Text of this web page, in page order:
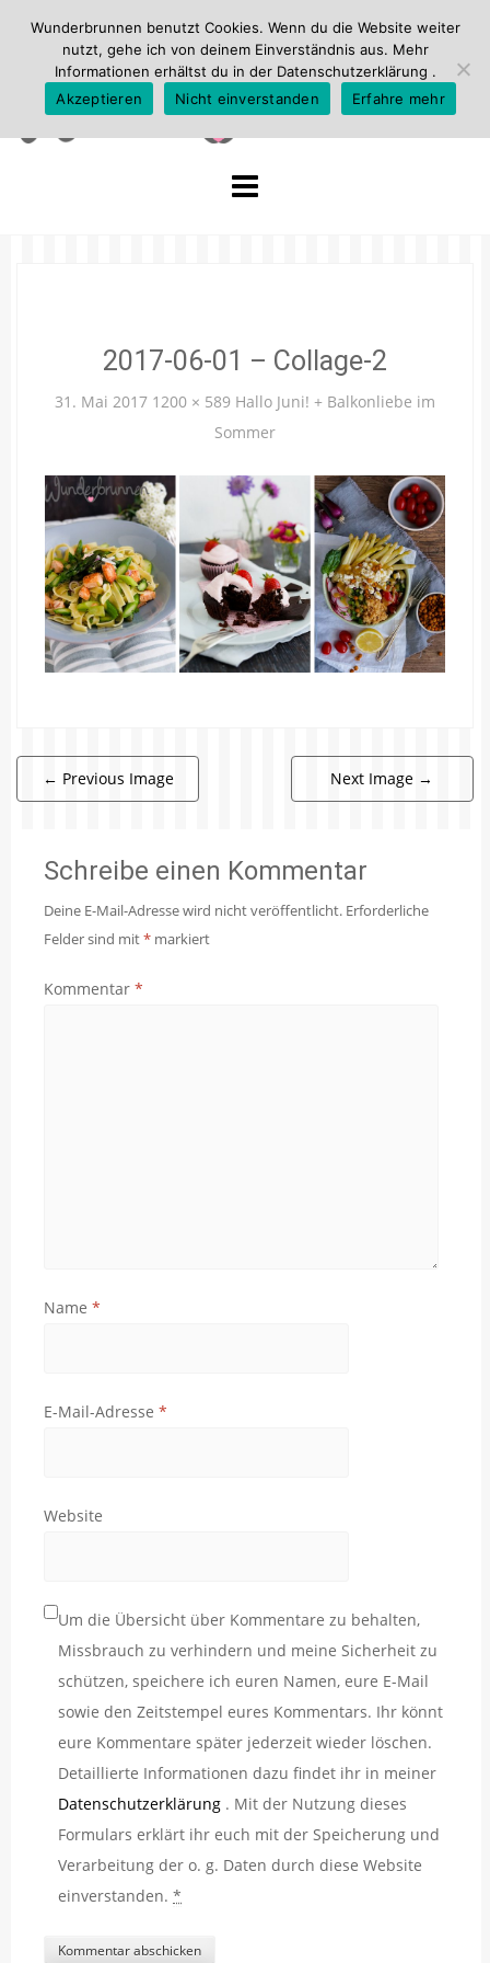
2017-06-01 – Collage-2
31. Mai 2017 1200 × 589 Hallo Juni! + Balkonliebe im
Sommer
← Previous Image Next Image →
Schreibe einen Kommentar
Deine E-Mail-Adresse wird nicht veröffentlicht. Erforderliche
Felder sind mit* markiert
Kommentar *
Name *
E-Mail-Adresse *
Website
Um die Übersicht über Kommentare zu behalten,
Missbrauch zu verhindern und meine Sicherheit zu
schützen, speichere ich euren Namen, eure E-Mail
sowie den Zeitstempel eures Kommentars. Ihr könnt
eure Kommentare später jederzeit wieder löschen.
Detaillierte Informationen dazu findet ihr in meiner
Datenschutzerklärung . Mit der Nutzung dieses
Formulars erklärt ihr euch mit der Speicherung und
Verarbeitung der o. g. Daten durch diese Website
einverstanden. *
Wunderbrunnen benutzt Cookies. Wenn du die Website weiter
nutzt, gehe ich von deinem Einverständnis aus. Mehr
Informationen erhältst du in der Datenschutzerklärung .
Akzeptieren
Nicht einverstanden Erfahre mehr